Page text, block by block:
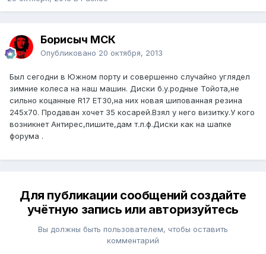
Борисыч МСК
Опубликовано 20 октября, 2013
Был сегодни в Южном порту и совершенно случайно углядел
зимние колеса на наш машин. Диски б.у.родные Тойота,не
сильно коцанные R17 ET30,на них новая шипованная резина
245х70. Продаван хочет 35 косарей.Взял у него визитку.У кого
возникнет Антирес,пишите,дам т.л.ф.Диски как на шапке
форума .
Для публикации сообщений создайте
учётную запись или авторизуйтесь
Вы должны быть пользователем, чтобы оставить
комментарий